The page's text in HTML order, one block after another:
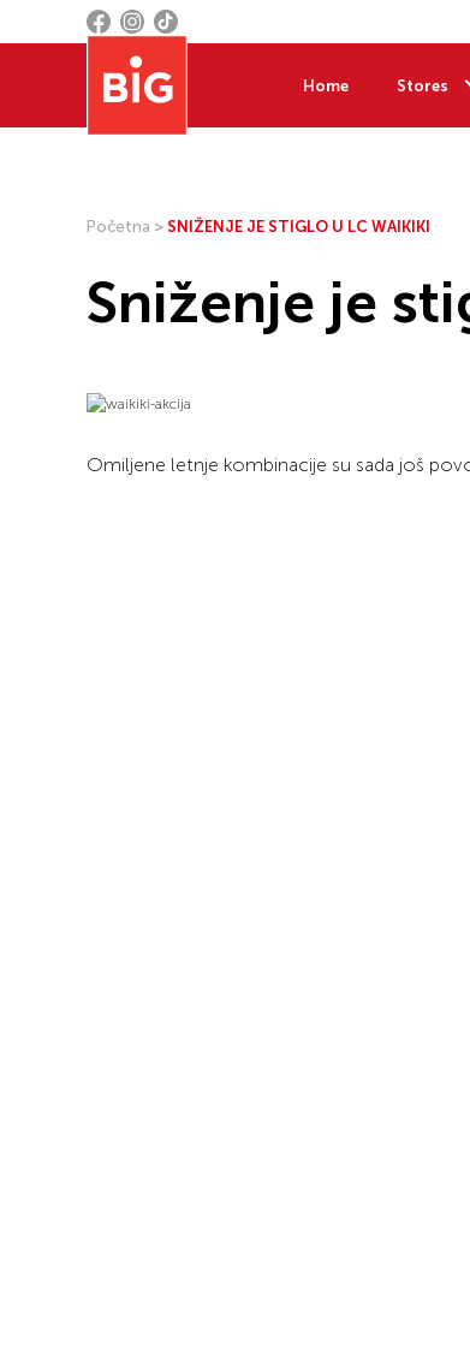
Home Stores
Početna > SNIŽENJE JE STIGLO U LC WAIKIKI
Sniženje je
Omiljene letnje kombinacije su sada još